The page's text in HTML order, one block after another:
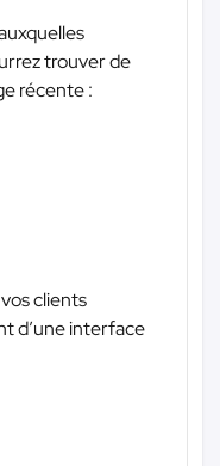
trouver de
récente :
clients
d’une interface